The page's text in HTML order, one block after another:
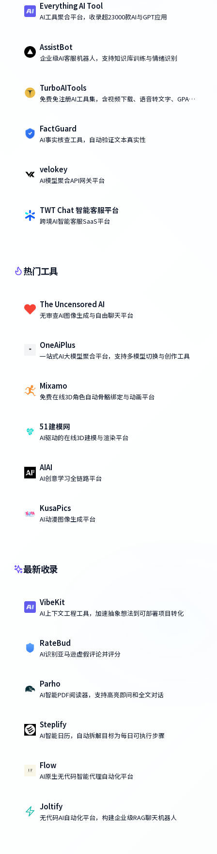
Everything AI Tool
AI工具聚合平台，收录超23000款AI与GPT应用
AssistBot
企业级AI客服机器人，支持知识库训练与情绪识别
TurboAITools
免费免注册AI工具集，含视频下载、语音转文字、GPA计
FactGuard
AI事实核查工具，自动验证文本真实性
velokey
AI模型聚合API网关平台
TWT Chat 智能客服平台
跨境AI智能客服SaaS平台
热门工具
The Uncensored AI
无审查AI图像生成与自由聊天平台
OneAiPlus
一站式AI大模型聚合平台，支持多模型切换与创作工具
Mixamo
免费在线3D角色自动骨骼绑定与动画平台
51建模网
AI驱动的在线3D建模与渲染平台
AIAI
AI创意学习全链路平台
KusaPics
AI动漫图像生成平台
最新收录
VibeKit
AI上下文工程工具，加速抽象想法到可部署项目转化
RateBud
AI识别亚马逊虚假评论并评分
Parho
AI智能PDF阅读器，支持高亮即问和全文对话
Steplify
AI智能日历，自动拆解目标为每日可执行步骤
Flow
AI原生无代码智能代理自动化平台
Joltify
无代码AI自动化平台，构建企业级RAG聊天机器人